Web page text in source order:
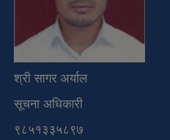
श्री सागर अर्याल
सूचना अधिकारी
९८५१३३५८९७